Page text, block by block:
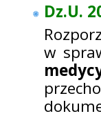
Dz.U.
w